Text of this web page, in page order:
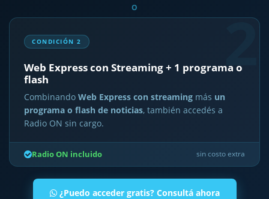
O 2
CONDICIÓN 2
Web Express con Streaming + 1 programa o
flash
Combinando Web Express con streaming más un
programa o flash de noticias, también accedés a
Radio ON sin cargo.
Radio ON incluido sin costo extra
¿Puedo acceder gratis? Consultá ahora